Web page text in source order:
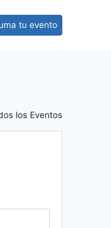
tu evento
los Eventos